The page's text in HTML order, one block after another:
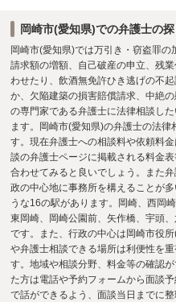
岡崎市(愛知県)での弁護士の
岡崎市(愛知県)では万引き・窃盗罪
請求額の増額、自己破産の申立、残
わせたり、飲酒無免許ひき逃げの不
か、欠陥建築の損害賠償請求、中絶
の専門家である弁護士に法律相談し
ます。岡崎市(愛知県)の弁護士の法
す。現在弁護士への相談料や依頼料
談の弁護士ページに掲載される料金
合わせてみると良いでしょう。また
政の中心地に事務所を構えることが
うな16の駅があります。岡崎、西岡
東岡崎、岡崎公園前、矢作橋、宇頭
です。また、行政の中心は岡崎市役
や弁護士相談できる場所は利便性を
す。地域や相談分野、料金等の確認
た方は電話や予約フォームから面談
で話ができるよう、面談当日までに